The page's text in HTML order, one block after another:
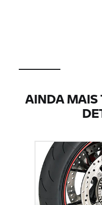
AINDA MAIS